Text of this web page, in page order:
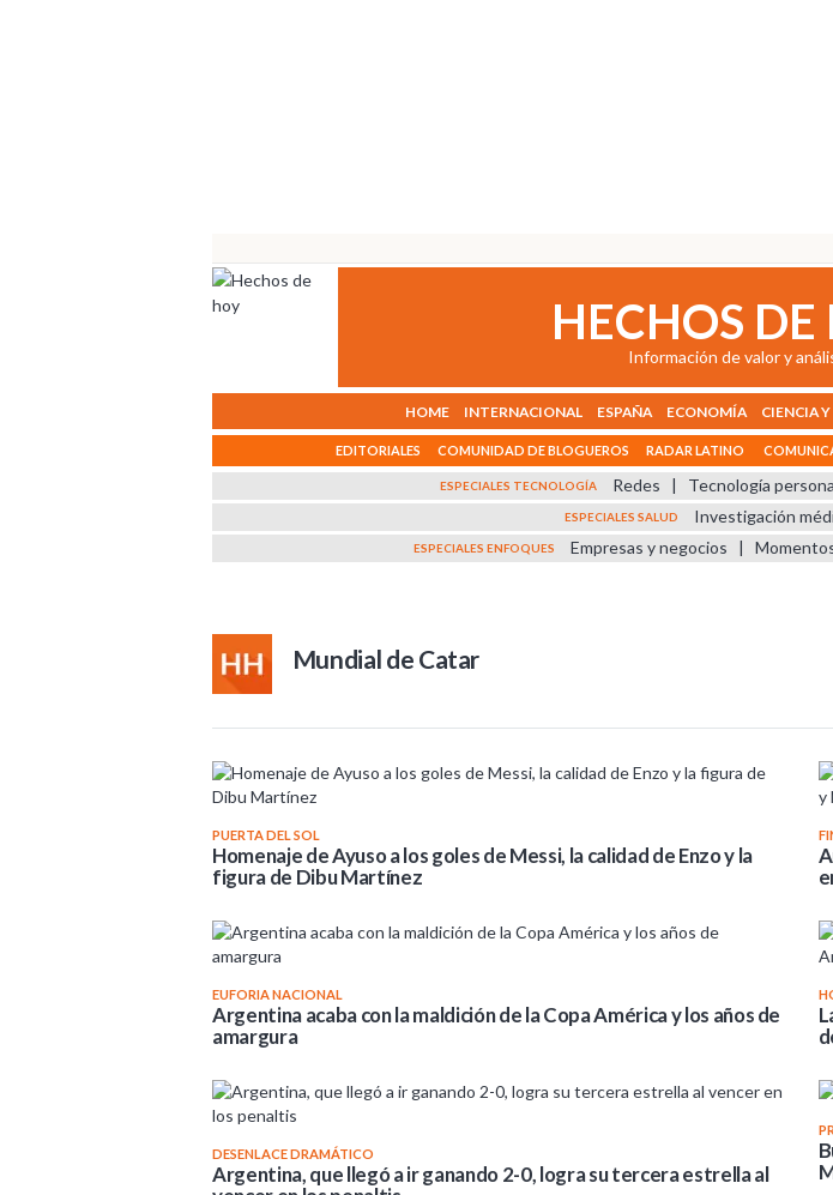
HECHOS DE
Información de valor y
HOME INTERNACIONAL ESPAÑA ECONOMÍA CIENCIA
EDITORIALES COMUNIDAD DE BLOGUEROS RADAR LATINO
ESPECIALES TECNOLOGÍA Redes | Tecnología
ESPECIALES SALUD Investigación
ESPECIALES ENFOQUES Empresas y negocios |
Mundial de Catar
PUERTA DEL SOL
Homenaje de Ayuso a los goles de Messi, la calidad de Enzo y la
figura de Dibu Martínez
EUFORIA NACIONAL
Argentina acaba con la maldición de la Copa América y los años de
amargura
DESENLACE DRAMÁTICO
Argentina, que llegó a ir ganando 2-0, logra su tercera estrella al